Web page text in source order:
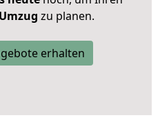
zu planen.
erhalten